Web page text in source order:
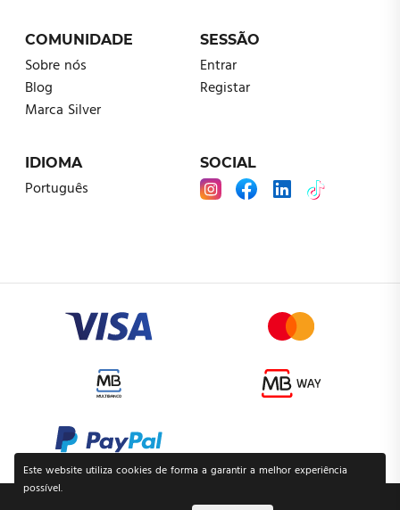
COMUNIDADE
Sobre nós
Blog
Marca Silver
SESSÃO
Entrar
Registar
IDIOMA
Português
SOCIAL
Este website utiliza cookies de forma a garantir a melhor experiência
possível.